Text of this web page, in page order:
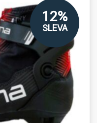
12%
SLEVA